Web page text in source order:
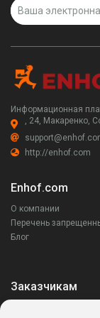
Информационная
, 24, Макаренко,
http://enhof.com
Enhof.com
О компании
Перечень
Блог
Заказчикам